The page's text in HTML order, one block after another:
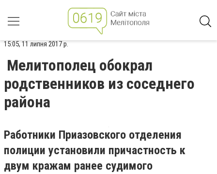
15:05, 11 липня 2017 р.
Мелитополец обокрал
родственников из соседнего
района
Работники Приазовского отделения
полиции установили причастность к
двум кражам ранее судимого